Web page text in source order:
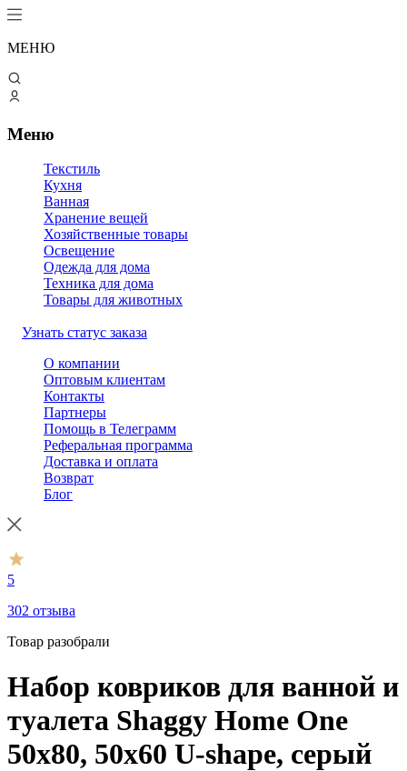
МЕНЮ
Меню
Текстиль
Кухня
Ванная
Хранение вещей
Хозяйственные товары
Освещение
Одежда для дома
Техника для дома
Товары для животных
Узнать статус заказа
О компании
Оптовым клиентам
Контакты
Партнеры
Помощь в Телеграмм
Реферальная программа
Доставка и оплата
Возврат
Блог
5
302 отзыва
Товар разобрали
Набор ковриков для ванной и
туалета Shaggy Home One
50х80, 50х60 U-shape, серый